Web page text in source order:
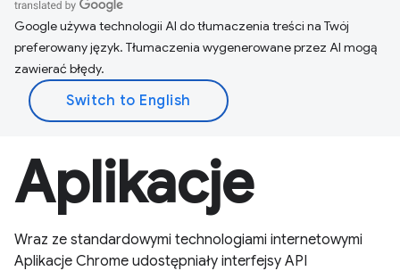
Google używa technologii AI do tłumaczenia treści na Twój
preferowany język. Tłumaczenia wygenerowane przez AI mogą
zawierać błędy.
Aplikacje
Wraz ze standardowymi technologiami internetowymi
Aplikacje Chrome udostępniały interfejsy API